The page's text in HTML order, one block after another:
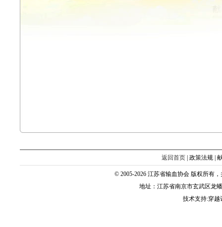
返回首页 政策法规
© 2005-2026 江苏省输血协会 版权所有
地址：江苏省南京市玄武区龙
技术支持:穿